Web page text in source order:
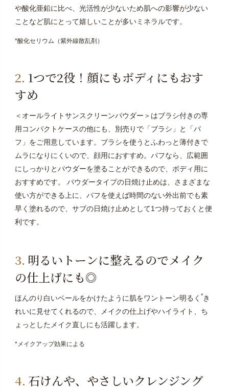
や酸化亜鉛に比べ、光活性が少ないため肌への影響が少ない
ことなど肌にとって嬉しいことが多いミネラルです。
*酸化セリウム（紫外線散乱剤）
1つで2役！顔にもボディにもおす
すめ
＜オールライトサンスクリーンパウダー＞はブラシ付きの専
用コンパクトケースの他にも、別売りで「ブラシ」と「パ
フ」をご用意しています。ブラシを使うとふわっと薄付きで
ムラになりにくいので、顔用におすすめ。パフなら、広範囲
にしっかりとパウダーを塗ることができるので、ボディ用に
おすすめです。 パウダータイプの日焼け止めは、さまざまな
使い方ができる上に、パフを使えば時間のない外出前でも素
早く塗れるので、サブの日焼け止めとして1つ持っておくと便
利です。
明るいトーンに整えるのでメイク
の仕上げにも◎
ほんのり白いベールをかけたように肌をワントーン明るく *き
れいに見せてくれるので、メイクの仕上げやハイライト、ち
ょっとしたメイク直しにも活躍します。
*メイクアップ効果による
石けんや、やさしいクレンジング